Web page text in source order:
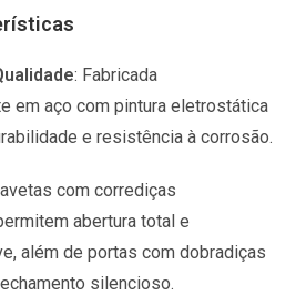
: Fabricada
em aço com pintura eletrostática
e resistência à corrosão.
com corrediças
abertura total e
além de portas com dobradiças
silencioso.